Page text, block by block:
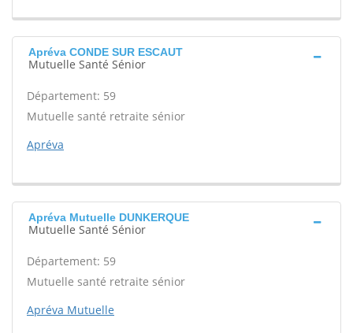
Apréva CONDE SUR ESCAUT
Mutuelle Santé Sénior
Département: 59
Mutuelle santé retraite sénior
Apréva
Apréva Mutuelle DUNKERQUE
Mutuelle Santé Sénior
Département: 59
Mutuelle santé retraite sénior
Apréva Mutuelle